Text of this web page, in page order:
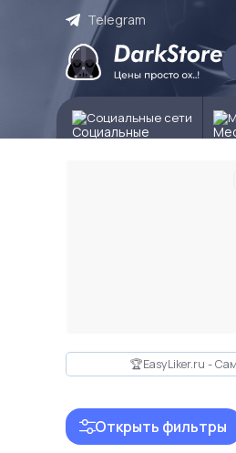
Telegram
Социальные сети
🏆EasyLiker.ru -
Открыть фильтры